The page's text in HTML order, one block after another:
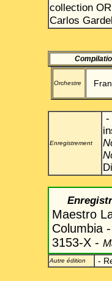
collection
Carlos
Orchestre
Enregistrement
-
Maestro
Columbia -
3153-X -
Autre édition -